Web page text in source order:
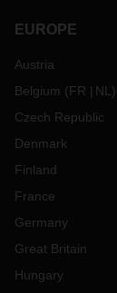
EUROPE
Austria
Belgium (FR NL )
Czech Republic
Denmark
Finland
France
Germany
Great Britain
Hungary